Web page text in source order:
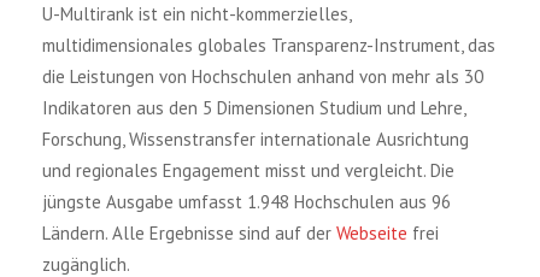
U-Multirank ist ein nicht-kommerzielles,
multidimensionales globales Transparenz-Instrument, das
die Leistungen von Hochschulen anhand von mehr als 30
Indikatoren aus den 5 Dimensionen Studium und Lehre,
Forschung, Wissenstransfer internationale Ausrichtung
und regionales Engagement misst und vergleicht. Die
jüngste Ausgabe umfasst 1.948 Hochschulen aus 96
Ländern. Alle Ergebnisse sind auf der Webseite frei
zugänglich.